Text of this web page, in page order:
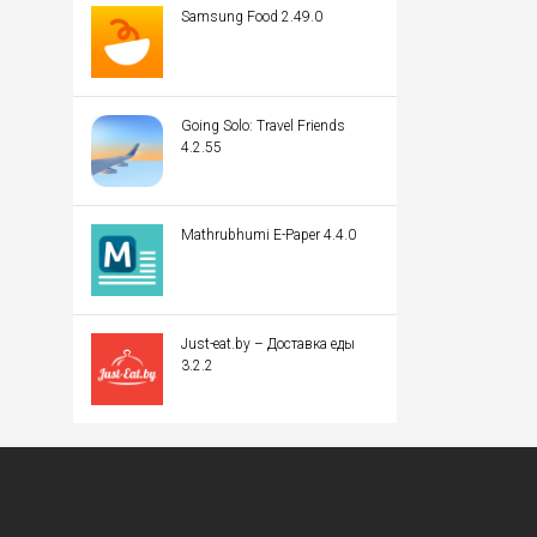
Samsung Food 2.49.0
Going Solo: Travel Friends
4.2.55
Mathrubhumi E-Paper 4.4.0
Just-eat.by – Доставка еды
3.2.2